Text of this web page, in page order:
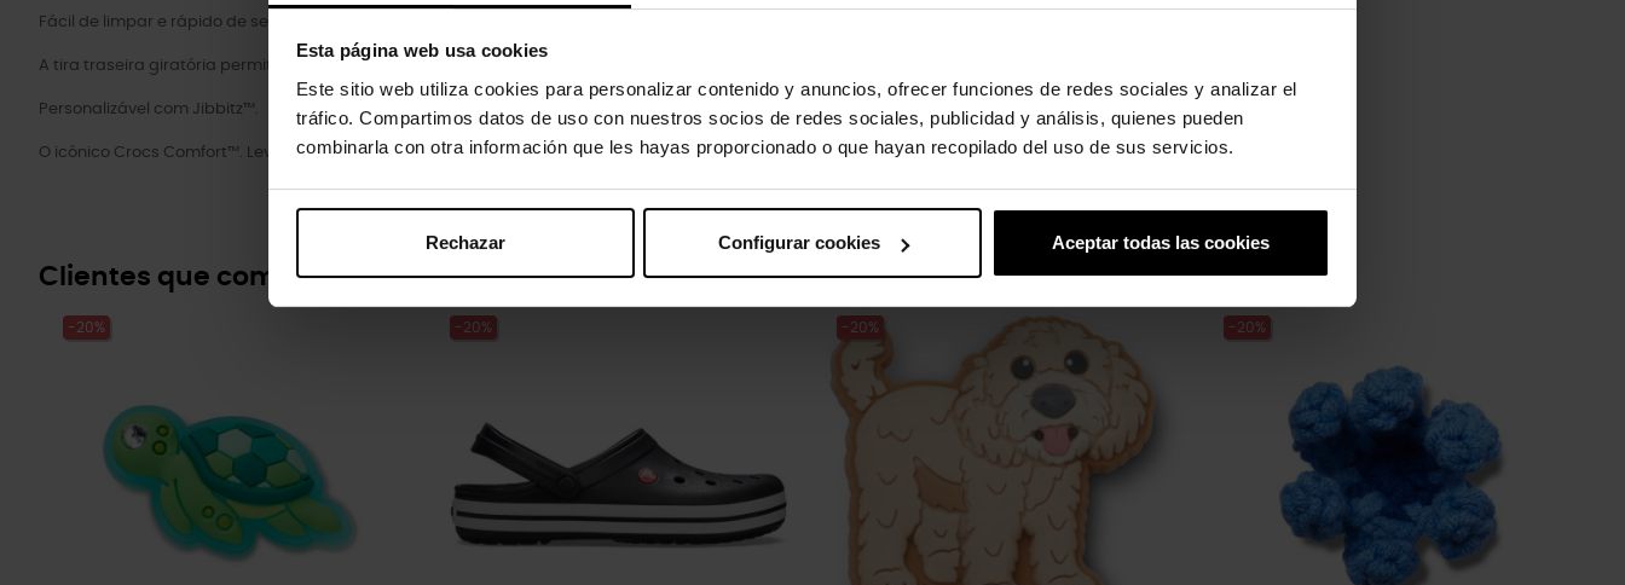
Esta página web usa cookies
Este sitio web utiliza cookies para personalizar contenido y anuncios, ofrecer funciones de redes sociales y analizar el
tráfico. Compartimos datos de uso con nuestros socios de redes sociales, publicidad y análisis, quienes pueden
combinarla con otra información que les hayas proporcionado o que hayan recopilado del uso de sus servicios.
Rechazar Configurar cookies Aceptar todas las cookies
Fácil de limpar e rápido de secar.
A tira traseira giratória permite um ajuste mais preciso.
Personalizável com Jibbitz™.
O icônico Crocs Comfort™. Leve. Flexível. Conforto de todos os ângulos.
Clientes que compraram este produto também compraram:
-20% -20% -20% -20%